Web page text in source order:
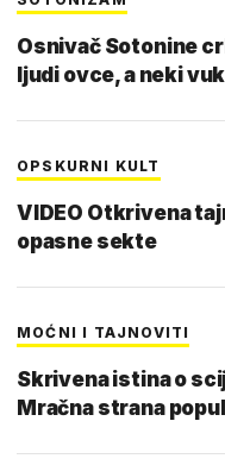
Osnivač Sotonine
ljudi ovce, a neki
OPSKURNI KULT
VIDEO Otkrivena
opasne sekte
MOĆNI I TAJNOVITI
Skrivena istina o
Mračna strana